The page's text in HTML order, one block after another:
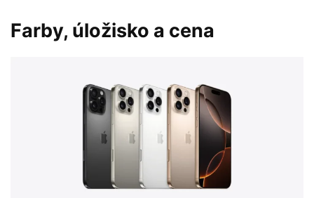
Farby, úložisko a cena